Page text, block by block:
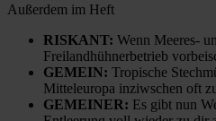
Außerdem im Heft
RISKANT: Wenn Meeres-
Freilandhühnerbetrieb
GEMEIN: Tropische
Mitteleuropa inziwschen oft
GEMEINER: Es gibt nun